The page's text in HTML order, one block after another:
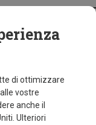
di ottimizzare
vostre
anche il
Ulteriori